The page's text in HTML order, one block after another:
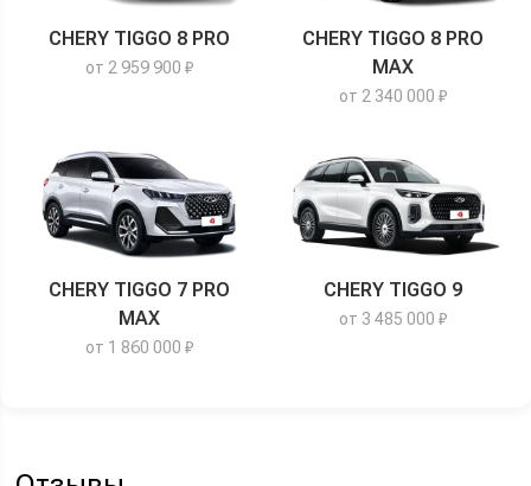
CHERY TIGGO 8 PRO
от 2 959 900 ₽
CHERY TIGGO 8 PRO
MAX
от 2 340 000 ₽
CHERY TIGGO 7 PRO
MAX
от 1 860 000 ₽
CHERY TIGGO 9
от 3 485 000 ₽